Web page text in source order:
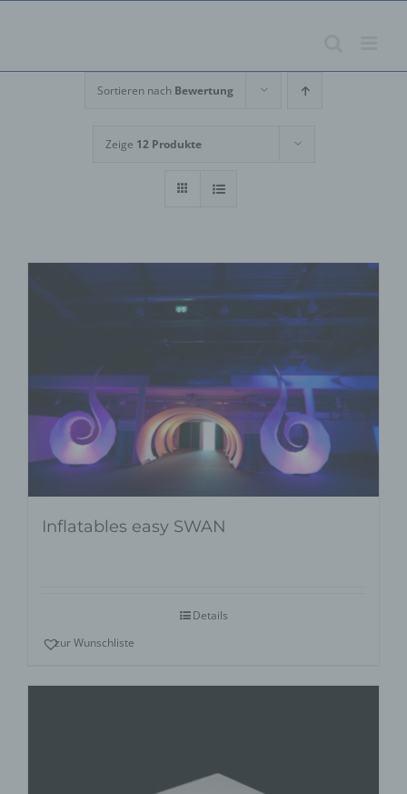
Sortieren nach Bewertung
Zeige 12 Produkte
Inflatables easy SWAN
Details
zur Wunschliste